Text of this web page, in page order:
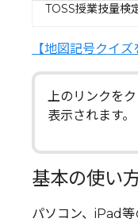
TOSS授業技量検
【地図記号クイズ
上のリンクを
表示されます。
基本の使い
パソコン、iPad等